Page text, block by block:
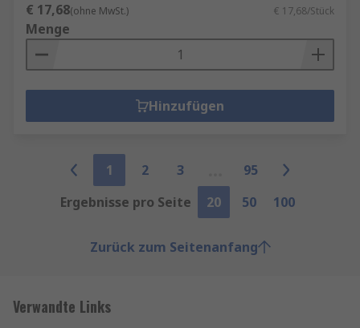
€ 17,68(ohne MwSt.) € 17,68/Stück
Menge
Hinzufügen
1 2 3
95
Ergebnisse pro Seite
20 50 100
Zurück zum Seitenanfang
Verwandte Links